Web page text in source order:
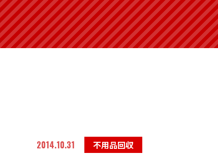
2014.10.31 不用品回収